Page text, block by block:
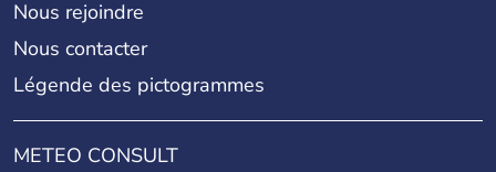
Nous rejoindre
Nous contacter
Légende des pictogrammes
METEO CONSULT